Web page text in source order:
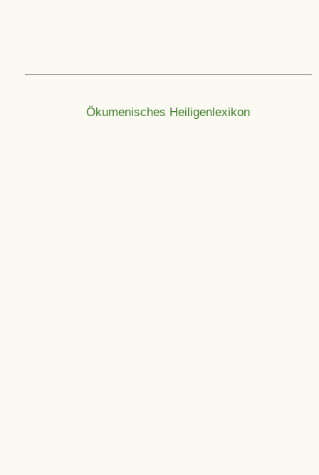
Ökumenisches Heiligenlexikon